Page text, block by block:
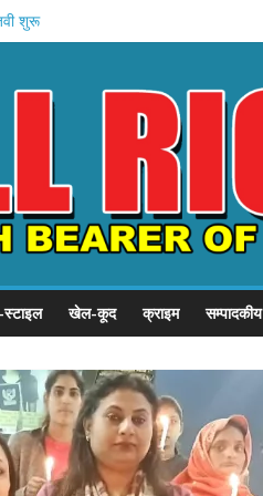
को कैद
शुरू
से गुहार
छात्र संवाद
खेल-कूद क्राइम सम्पादकीय